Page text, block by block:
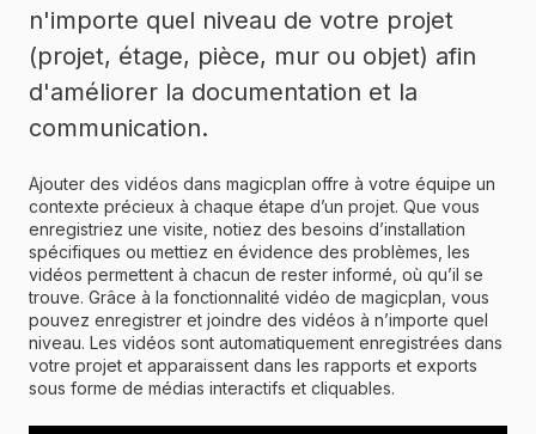
n'importe quel niveau de votre projet
(projet, étage, pièce, mur ou objet) afin
d'améliorer la documentation et la
communication.
Ajouter des vidéos dans magicplan offre à votre équipe un
contexte précieux à chaque étape d’un projet. Que vous
enregistriez une visite, notiez des besoins d’installation
spécifiques ou mettiez en évidence des problèmes, les
vidéos permettent à chacun de rester informé, où qu’il se
trouve. Grâce à la fonctionnalité vidéo de magicplan, vous
pouvez enregistrer et joindre des vidéos à n’importe quel
niveau. Les vidéos sont automatiquement enregistrées dans
votre projet et apparaissent dans les rapports et exports
sous forme de médias interactifs et cliquables.